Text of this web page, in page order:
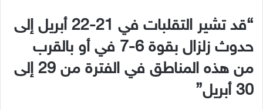
“قد تشير التقلبات في 21-22 أبريل إلى
حدوث زلزال بقوة 6-7 في أو بالقرب
من هذه المناطق في الفترة من 29 إلى
30 أبريل”